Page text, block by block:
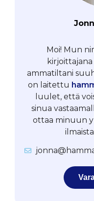
Moi! Mun
ammatiltani
on laitettu
luulet, että
sinua
ottaa minuun